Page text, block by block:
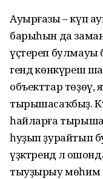
Ауырғазы – күп
барыһын да
үҫтереп булмауы
гендә көн­күреш
объекттар
тырышасаҡбыҙ.
һайларға тырыша,
һуҙып ҙурайтып
үҙәктәрендә лә
тыуҙырыу мөһим